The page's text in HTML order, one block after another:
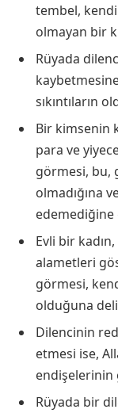
tembel,
olmayan bir
Rüyada
sıkıntıların
Bir kimsenin
para ve
görmesi, bu,
olmadığına
edemediğine
Evli bir
alametleri
görmesi,
olduğuna
Dilencinin
etmesi ise,
endişelerinin
Rüyada bir